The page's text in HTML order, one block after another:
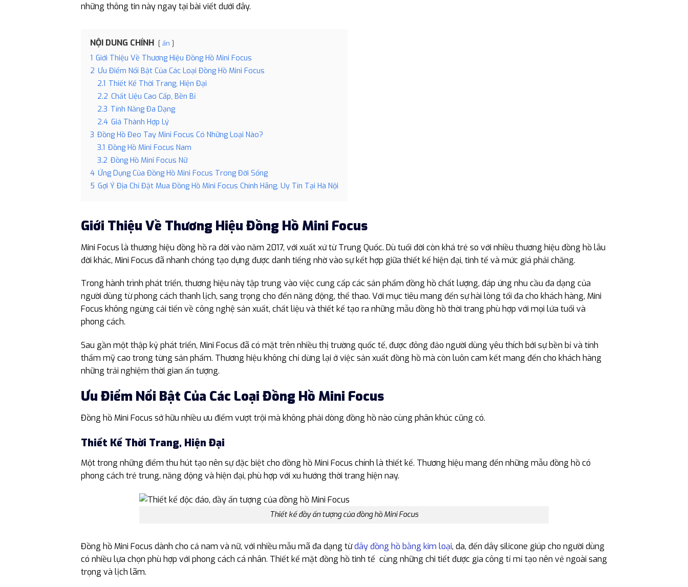
những thông tin này ngay tại bài viết dưới đây.
NỘI DUNG CHÍNH ẩn
1 Giới Thiệu Về Thương Hiệu Đồng Hồ Mini Focus
2 Ưu Điểm Nổi Bật Của Các Loại Đồng Hồ Mini Focus
2.1 Thiết Kế Thời Trang, Hiện Đại
2.2 Chất Liệu Cao Cấp, Bền Bỉ
2.3 Tính Năng Đa Dạng
2.4 Giá Thành Hợp Lý
3 Đồng Hồ Đeo Tay Mini Focus Có Những Loại Nào?
3.1 Đồng Hồ Mini Focus Nam
3.2 Đồng Hồ Mini Focus Nữ
4 Ứng Dụng Của Đồng Hồ Mini Focus Trong Đời Sống
5 Gợi Ý Địa Chỉ Đặt Mua Đồng Hồ Mini Focus Chính Hãng, Uy Tín Tại Hà Nội
Giới Thiệu Về Thương Hiệu Đồng Hồ Mini Focus
Mini Focus là thương hiệu đồng hồ ra đời vào năm 2017, với xuất xứ từ Trung Quốc. Dù tuổi đời còn khá trẻ so với nhiều thương hiệu đồng hồ lâu
đời khác, Mini Focus đã nhanh chóng tạo dựng được danh tiếng nhờ vào sự kết hợp giữa thiết kế hiện đại, tinh tế và mức giá phải chăng.
Trong hành trình phát triển, thương hiệu này tập trung vào việc cung cấp các sản phẩm đồng hồ chất lượng, đáp ứng nhu cầu đa dạng của
người dùng từ phong cách thanh lịch, sang trọng cho đến năng động, thể thao. Với mục tiêu mang đến sự hài lòng tối đa cho khách hàng, Mini
Focus không ngừng cải tiến về công nghệ sản xuất, chất liệu và thiết kế tạo ra những mẫu đồng hồ thời trang phù hợp với mọi lứa tuổi và
phong cách.
Sau gần một thập kỷ phát triển, Mini Focus đã có mặt trên nhiều thị trường quốc tế, được đông đảo người dùng yêu thích bởi sự bền bỉ và tính
thẩm mỹ cao trong từng sản phẩm. Thương hiệu không chỉ dừng lại ở việc sản xuất đồng hồ mà còn luôn cam kết mang đến cho khách hàng
những trải nghiệm thời gian ấn tượng.
Ưu Điểm Nổi Bật Của Các Loại Đồng Hồ Mini Focus
Đồng hồ Mini Focus sở hữu nhiều ưu điểm vượt trội mà không phải dòng đồng hồ nào cùng phân khúc cũng có.
Thiết Kế Thời Trang, Hiện Đại
Một trong những điểm thu hút tạo nên sự đặc biệt cho đồng hồ Mini Focus chính là thiết kế. Thương hiệu mang đến những mẫu đồng hồ có
phong cách trẻ trung, năng động và hiện đại, phù hợp với xu hướng thời trang hiện nay.
Thiết kế đầy ấn tượng của đồng hồ Mini Focus
Đồng hồ Mini Focus dành cho cả nam và nữ, với nhiều mẫu mã đa dạng từdây đồng hồ bằng kim loại, da, đến dây silicone giúp cho người dùng
có nhiều lựa chọn phù hợp với phong cách cá nhân. Thiết kế mặt đồng hồ tinh tế cùng những chi tiết được gia công tỉ mỉ tạo nên vẻ ngoài sang
trọng và lịch lãm.